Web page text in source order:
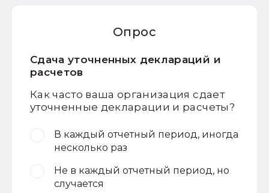
Опрос
Сдача уточненных деклараций и
расчетов
Как часто ваша организация сдает
уточненные декларации и расчеты?
В каждый отчетный период, иногда
несколько раз
Не в каждый отчетный период, но
случается